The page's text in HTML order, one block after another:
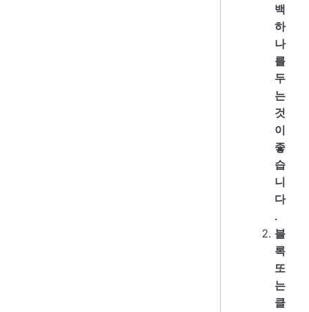
백
하
나
를
두
는
것
이
좋
습
니
다
.
블
록
또
는
클